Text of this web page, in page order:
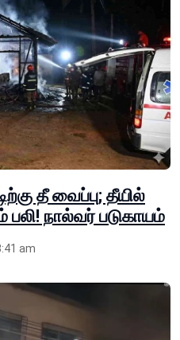
தீ வைப்பு; தீயில்
பலி! நால்வர் படுகாயம்
am